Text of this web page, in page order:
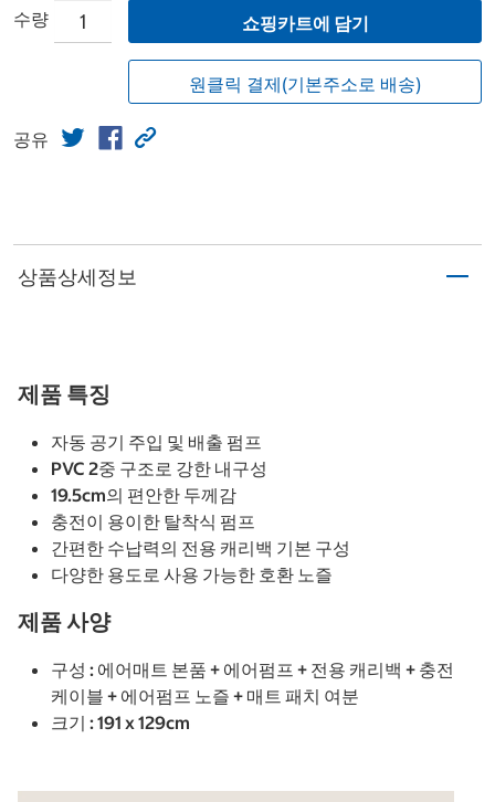
수량 쇼핑카트에 담기
원클릭 결제(기본주소로 배송)
공유
상품상세정보
제품 특징
자동 공기 주입 및 배출 펌프
PVC 2중 구조로 강한 내구성
19.5cm의 편안한 두께감
충전이 용이한 탈착식 펌프
간편한 수납력의 전용 캐리백 기본 구성
다양한 용도로 사용 가능한 호환 노즐
제품 사양
구성 : 에어매트 본품 + 에어펌프 + 전용 캐리백 + 충전
케이블 + 에어펌프 노즐 + 매트 패치 여분
크기 : 191 x 129cm